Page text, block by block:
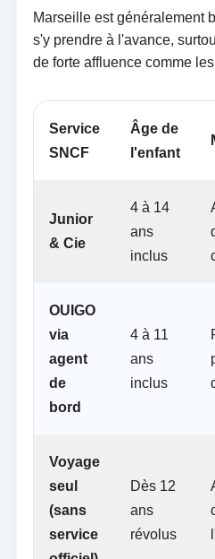
Marseille est généralement
s'y prendre à l'avance,
de forte affluence comme
Service
SNCF
Âge de
l'enfant
Junior
& Cie
4 à 14
ans
inclus
OUIGO
via
agent
de
bord
4 à 11
ans
inclus
Voyage
seul
(sans
service
Dès 12
ans
révolus